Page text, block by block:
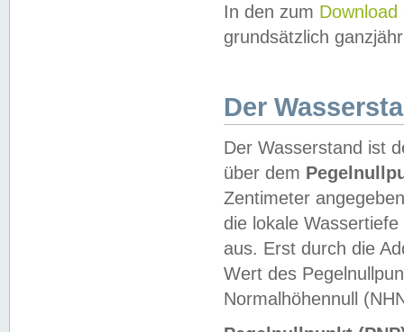
In den zum Download
grundsätzlich
Der
Der Wasserstand ist
über dem
Zentimeter
die lokale
aus. Erst durch die
Wert des
Normalhöhennull